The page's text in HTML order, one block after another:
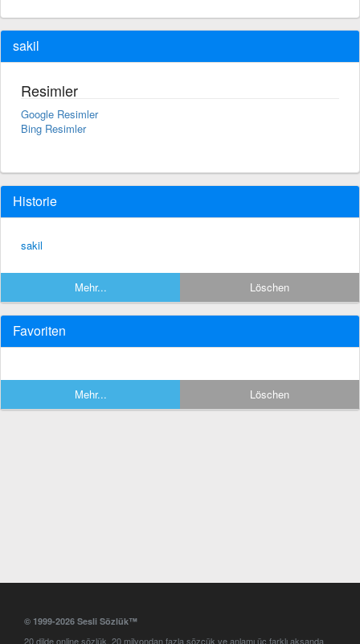
sakil
Resimler
Google Resimler
Bing Resimler
Historie
sakil
Mehr... Löschen
Favoriten
Mehr... Löschen
© 1999-2026 Sesli Sözlük™
20 dilde online sözlük. 20 milyondan fazla sözcük ve anlamı üç farklı aksanda